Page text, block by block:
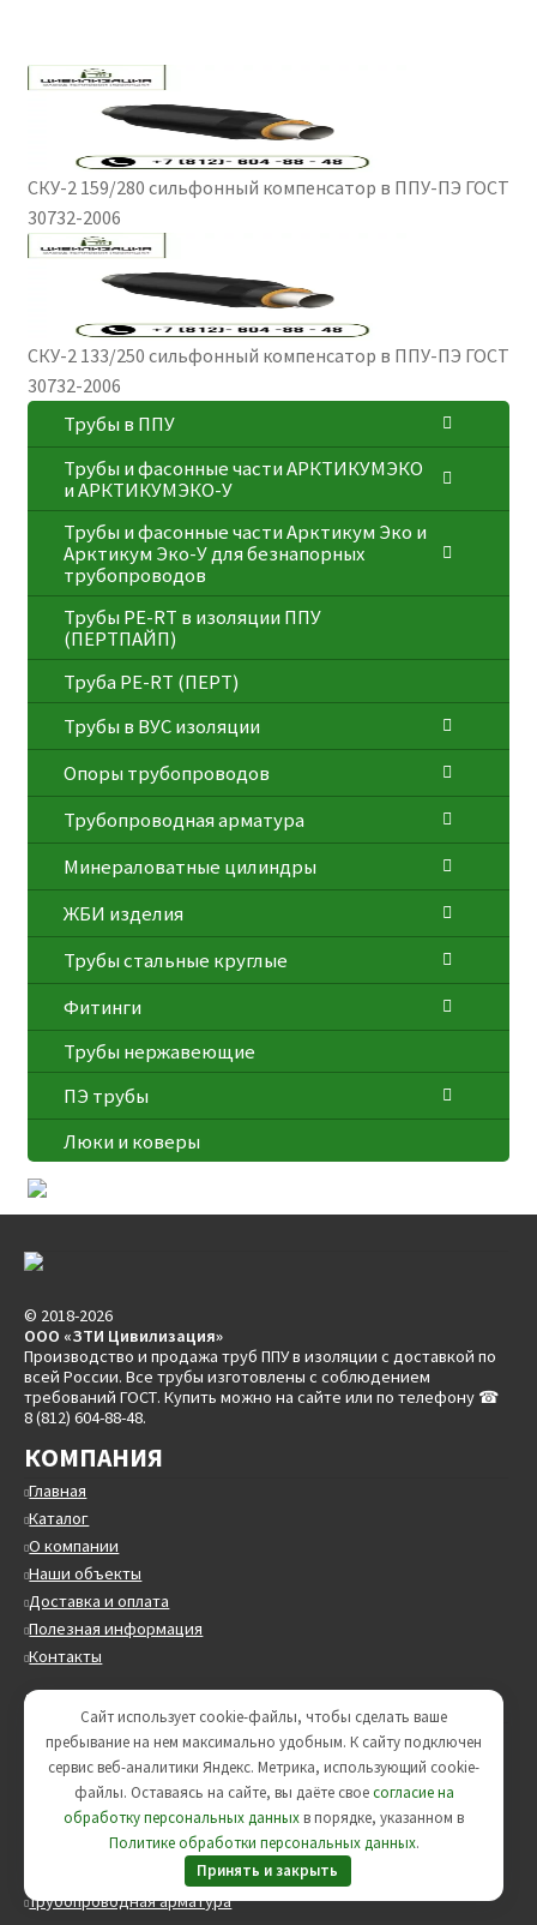
СКУ-2 159/280 сильфонный компенсатор в ППУ-ПЭ ГОСТ
30732-2006
СКУ-2 133/250 сильфонный компенсатор в ППУ-ПЭ ГОСТ
30732-2006
Трубы в ППУ
Трубы и фасонные части АРКТИКУМЭКО
и АРКТИКУМЭКО-У
Трубы и фасонные части Арктикум Эко и
Арктикум Эко-У для безнапорных
трубопроводов
Трубы PE-RT в изоляции ППУ
(ПЕРТПАЙП)
⁠Трубa PE-RT (ПЕРТ)
Трубы в ВУС изоляции
Опоры трубопроводов
Трубопроводная арматура
Минераловатные цилиндры
ЖБИ изделия
Трубы стальные круглые
Фитинги
Трубы нержавеющие
ПЭ трубы
Люки и коверы
© 2018-2026
ООО «ЗТИ Цивилизация»
Производство и продажа труб ППУ в изоляции с доставкой по
всей России. Все трубы изготовлены с соблюдением
требований ГОСТ. Купить можно на сайте или по телефону ☎
8 (812) 604-88-48.
КОМПАНИЯ
Главная
Каталог
О компании
Наши объекты
Доставка и оплата
Полезная информация
Контакты
КАТАЛОГ ТОВАРОВ
Трубы стальные круглые
Трубы в ППУ
Трубы в ВУС изоляции
Опоры трубопроводов
ЖБИ изделия
Минераловатные цилиндры
Трубопроводная арматура
Сайт использует cookie-файлы, чтобы сделать ваше
пребывание на нем максимально удобным. К cайту подключен
сервис веб-аналитики Яндекс. Метрика, использующий cookie-
файлы. Оставаясь на сайте, вы даёте своесогласие на
обработку персональных данныхв порядке, указанном в
Политике обработки персональных данных.
Принять и закрыть